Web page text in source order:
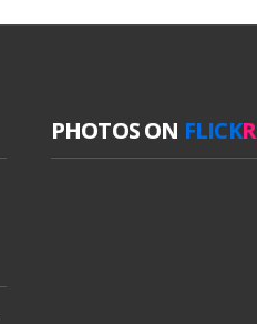
PHOTOS ON FLICKR